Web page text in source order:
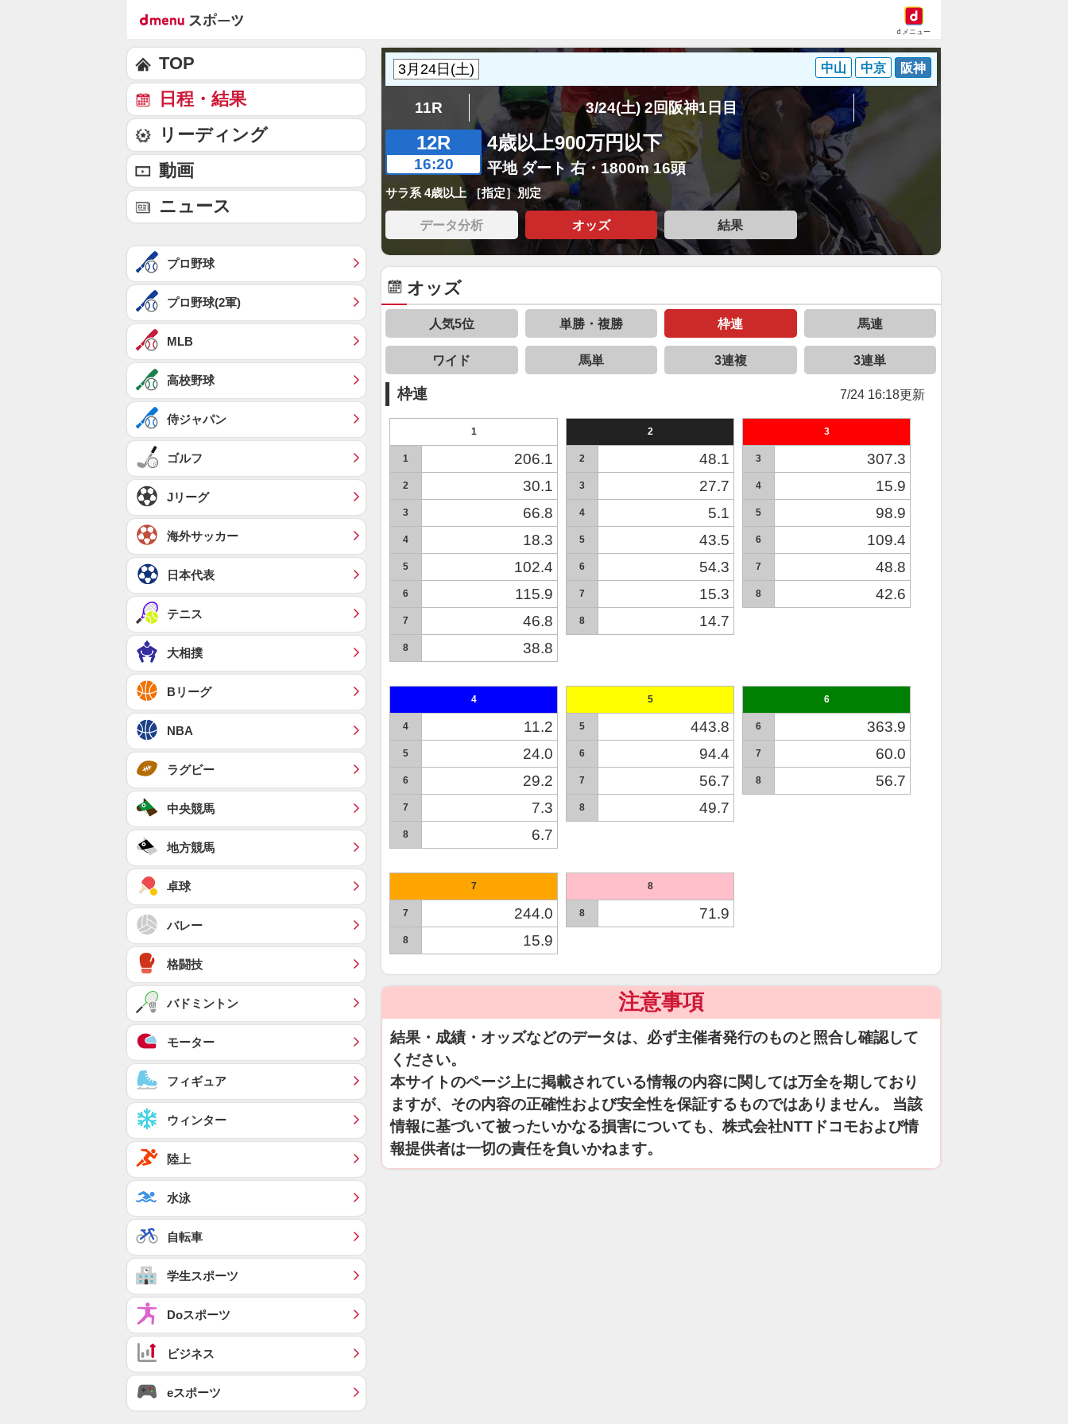
dメニュー
中山 中京 阪神
11R 3/24(土) 2回阪神1日目
12R
16:20
4歳以上900万円以下
平地 ダート 右・1800m 16頭
サラ系 4歳以上 ［指定］別定
データ分析 オッズ 結果
オッズ
人気5位 単勝・複勝 枠連 馬連
ワイド 馬単 3連複 3連単
枠連 7/24 16:18更新
1
1 206.1
2 30.1
3 66.8
4 18.3
5 102.4
6 115.9
7 46.8
8 38.8
2
2 48.1
3 27.7
4 5.1
5 43.5
6 54.3
7 15.3
8 14.7
3
3 307.3
4 15.9
5 98.9
6 109.4
7 48.8
8 42.6
4
4 11.2
5 24.0
6 29.2
7 7.3
8 6.7
5
5 443.8
6 94.4
7 56.7
8 49.7
6
6 363.9
7 60.0
8 56.7
7
7 244.0
8 15.9
8
8 71.9
注意事項
結果・成績・オッズなどのデータは、必ず主催者発行のものと照合し確認して
ください。
本サイトのページ上に掲載されている情報の内容に関しては万全を期しており
ますが、その内容の正確性および安全性を保証するものではありません。 当該
情報に基づいて被ったいかなる損害についても、株式会社NTTドコモおよび情
報提供者は一切の責任を負いかねます。
TOP
日程・結果
リーディング
動画
ニュース
プロ野球
プロ野球(2軍)
MLB
高校野球
侍ジャパン
ゴルフ
Jリーグ
海外サッカー
日本代表
テニス
大相撲
Bリーグ
NBA
ラグビー
中央競馬
地方競馬
卓球
バレー
格闘技
バドミントン
モーター
フィギュア
ウィンター
陸上
水泳
自転車
学生スポーツ
Doスポーツ
ビジネス
eスポーツ